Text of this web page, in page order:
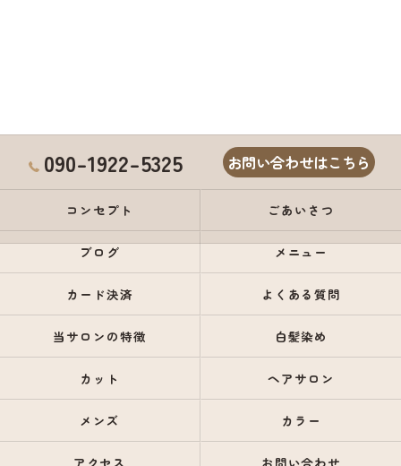
090-1922-5325 お問い合わせはこちら
コンセプト ごあいさつ
ブログ メニュー
カード決済 よくある質問
当サロンの特徴 白髪染め
カット ヘアサロン
メンズ カラー
アクセス お問い合わせ